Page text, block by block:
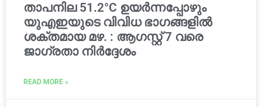
താപനില 51.2°C ഉയർന്നപ്പോഴും
യുഎഇയുടെ വിവിധ ഭാഗങ്ങളിൽ
ശക്തമായ മഴ. : ആഗസ്റ്റ് 7 വരെ
ജാഗ്രതാ നിർദ്ദേശം
READ MORE »